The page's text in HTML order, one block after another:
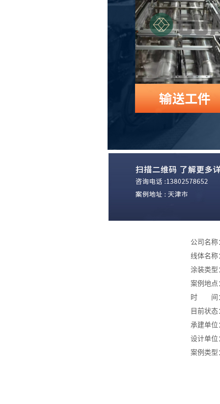
公司名
线体名称
涂装类型
案例地点
时 间
目前状
承建单位
设计单位
案例类型